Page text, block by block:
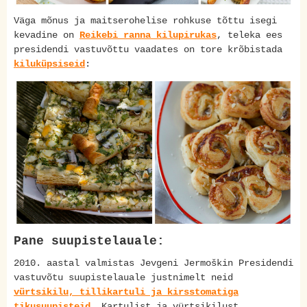
Väga mõnus ja maitserohelise rohkuse tõttu isegi
kevadine on Reikebi ranna kilupirukas, teleka ees
presidendi vastuvõttu vaadates on tore krõbistada
kiluküpsiseid :
Pane suupistelauale:
2010. aastal valmistas Jevgeni Jermoškin Presidendi
vastuvõtu suupistelauale justnimelt neid
vürtsikilu, tillikartuli ja kirsstomatiga